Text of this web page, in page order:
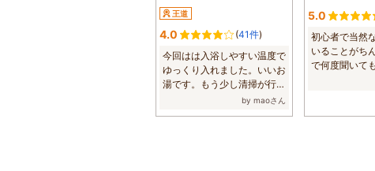
王道
4.0 (41件)
今回はは入浴しやすい温度で
ゆっくり入れました。いいお
湯です。もう少し清掃が行き
by maoさん
5.0
初心者で当然
いることがち
で何度聞いて